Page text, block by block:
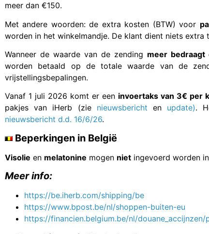
meer dan €150.
Met andere woorden: de extra kosten (BTW) voor
worden in het winkelmandje. De klant dient niets
Wanneer de waarde van de zending meer bedraagt
worden betaald op de totale waarde van de
vrijstellingsbepalingen.
Vanaf 1 juli 2026 komt er een invoertaks van 3€ per
pakjes van iHerb (zie nieuwsbericht en update).
nieuwsbericht d.d. 16/6/26.
Beperkingen in België
Visolie en melatonine mogen niet ingevoerd worden
Meer info:
https://be.iherb.com/shipping/be
https://www.bpost.be/nl/shoppen-buiten-eu
https://financien.belgium.be/nl/